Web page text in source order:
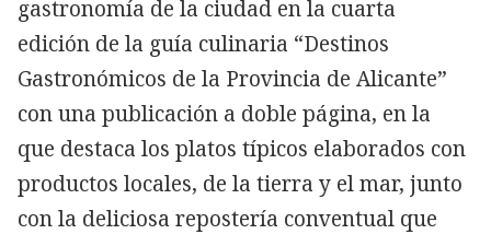
gastronomía de la ciudad en la cuarta
edición de la guía culinaria “Destinos
Gastronómicos de la Provincia de Alicante”
con una publicación a doble página, en la
que destaca los platos típicos elaborados con
productos locales, de la tierra y el mar, junto
con la deliciosa repostería conventual que